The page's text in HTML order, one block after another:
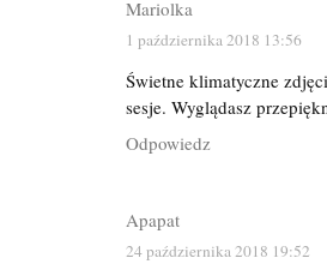
Mariolka
1 października 2018 13:56
Świetne klimatyczne
sesje. Wyglądasz
Odpowiedz
Apapat
24 października 2018 19:52